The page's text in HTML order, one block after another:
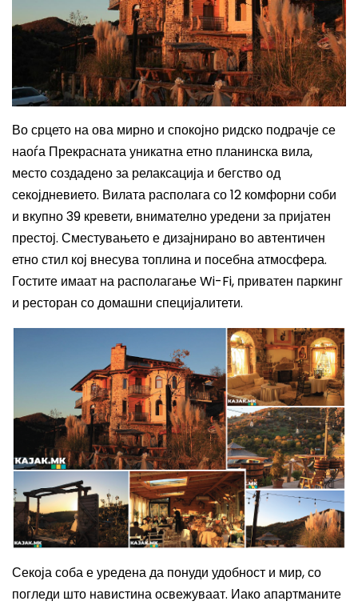
Во срцето на ова мирно и спокојно ридско подрачје се
наоѓа Прекрасната уникатна етно планинска вила,
место создадено за релаксација и бегство од
секојдневието. Вилата располага со 12 комфорни соби
и вкупно 39 кревети, внимателно уредени за пријатен
престој. Сместувањето е дизајнирано во автентичен
етно стил кој внесува топлина и посебна атмосфера.
Гостите имаат на располагање Wi-Fi, приватен паркинг
и ресторан со домашни специјалитети.
Секоја соба е уредена да понуди удобност и мир, со
погледи што навистина освежуваат. Иако апартманите